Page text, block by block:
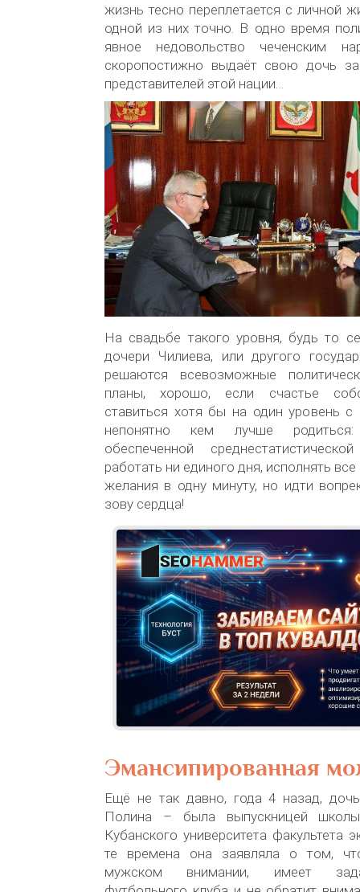
жизнь тесно переплетается с личной
одной из них точно. В одно время
явное недовольство чеченским
скоропостижно выдаёт свою дочь
представителей этой нации…
На свадьбе такого уровня, будь то
дочери Чилиева, или другого
решаются всевозможные
планы, хорошо, если счастье
ставиться хотя бы на один уровень
непонятно кем лучше
обеспеченной
работать ни единого дня, исполнять
желания в одну минуту, но идти
зову сердца!
Эмансипированная
Ещё не так давно, года 4 назад,
Полина – была выпускницей школы
Кубанского университета факультета
те времена она заявляла о том,
мужском внимании, имеет